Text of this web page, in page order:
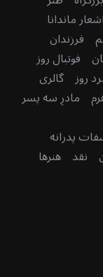
ماندانا
فرزندان
فوتبال روز
روز گالری
مادرِ سه پسر
پدرانه
نقد هنرها